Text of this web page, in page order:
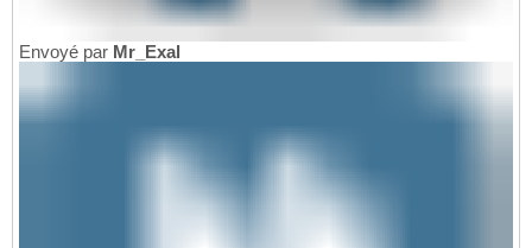
Envoyé par Mr_Exal